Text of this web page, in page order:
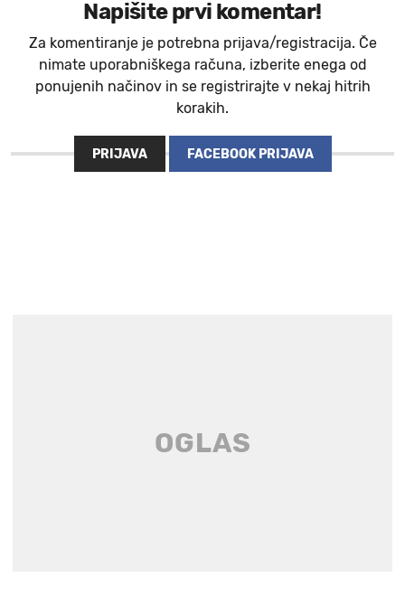
Napišite prvi komentar!
Za komentiranje je potrebna prijava/registracija. Če
nimate uporabniškega računa, izberite enega od
ponujenih načinov in se registrirajte v nekaj hitrih
korakih.
PRIJAVA FACEBOOK PRIJAVA